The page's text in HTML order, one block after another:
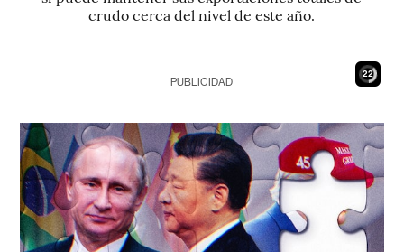
crudo cerca del nivel de este año.
20
PUBLICIDAD